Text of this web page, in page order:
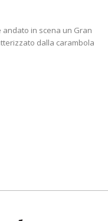
in scena un Gran
dalla carambola